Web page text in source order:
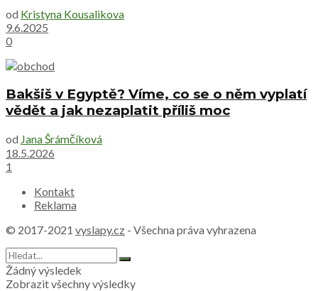
od Kristyna Kousalikova
9.6.2025
0
Bakšiš v Egyptě? Víme, co se o něm vyplatí
vědět a jak nezaplatit příliš moc
od Jana Šrámčíková
18.5.2026
1
Kontakt
Reklama
© 2017-2021 vyslapy.cz - Všechna práva vyhrazena
Žádný výsledek
Zobrazit všechny výsledky